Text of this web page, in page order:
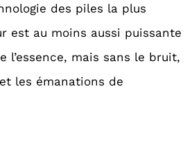
des piles la plus
est au moins aussi puissante
l’essence, mais sans le bruit,
les émanations de